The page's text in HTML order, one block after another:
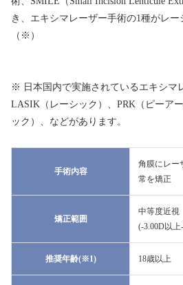
き、エキシマレーザー手術の1種がレー
（※）
※ 日本国内で実施されているエキシマ
LASIK（レーシック）、PRK（ピーア
ック）、などがあります。
手術内容
角膜にレー
常を矯正
矯正範囲
中等度近視
(-3.00D以上
推奨年齢(※1) 18歳以上